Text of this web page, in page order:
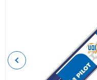
Previous